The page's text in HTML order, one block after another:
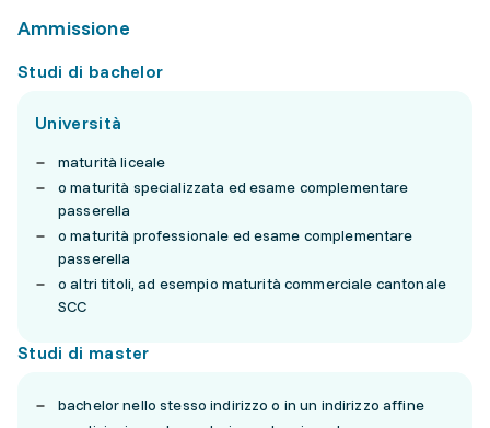
Ammissione
Studi di bachelor
Università
maturità liceale
o maturità specializzata ed esame complementare
passerella
o maturità professionale ed esame complementare
passerella
o altri titoli, ad esempio maturità commerciale cantonale
SCC
Studi di master
bachelor nello stesso indirizzo o in un indirizzo affine